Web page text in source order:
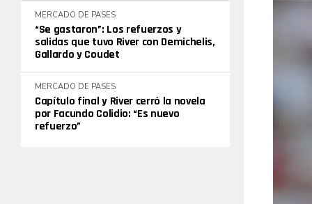
MERCADO DE PASES
“Se gastaron”: Los refuerzos y
salidas que tuvo River con Demichelis,
Gallardo y Coudet
MERCADO DE PASES
Capítulo final y River cerró la novela
por Facundo Colidio: “Es nuevo
refuerzo”